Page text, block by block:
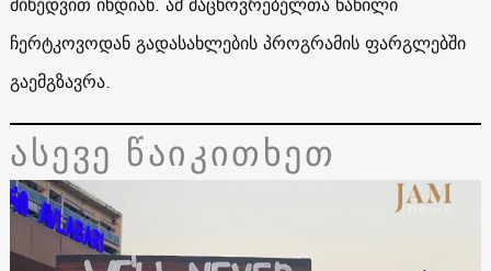
ჩერტკოვოდან გადასახლების პროგრამის ფარგლებში
გაემგზავრა.
ასევე წაიკითხეთ